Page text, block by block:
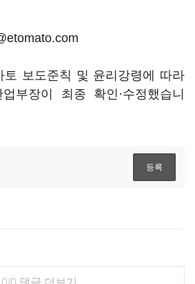
토 보도준칙 및 윤리강령에 따라
부장이 최종 확인·수정했습니